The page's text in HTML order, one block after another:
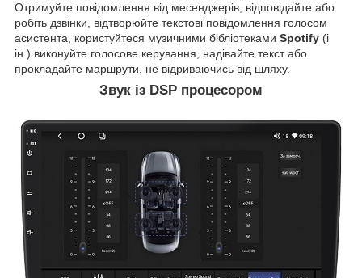
Отримуйте повідомлення від месенджерів, відповідайте або
робіть дзвінки, відтворюйте текстові повідомлення голосом
асистента, користуйтеся музичними бібліотеками Spotify (і
ін.) виконуйте голосове керування, надівайте текст або
прокладайте маршрути, не відриваючись від шляху.
Звук із DSP процесором